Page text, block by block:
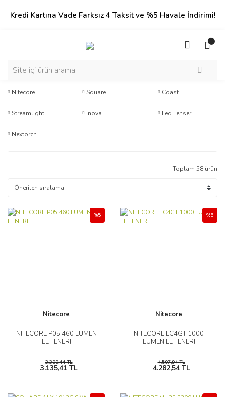
Kredi Kartına Vade Farksız 4 Taksit ve %5 Havale İndirimi!
Nitecore Square Coast
Streamlight Inova Led Lenser
Nextorch
Toplam 58 ürün
Nitecore
NITECORE P05 460 LUMEN
EL FENERI
%5
3.300,44 TL
3.135,41 TL
Nitecore
NITECORE EC4GT 1000
LUMEN EL FENERI
%5
4.507,94 TL
4.282,54 TL